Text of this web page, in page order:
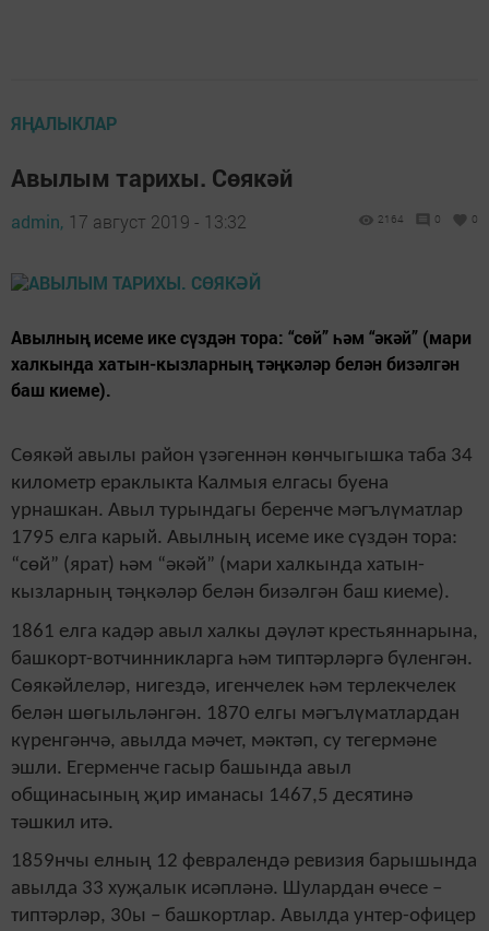
ЯҢАЛЫКЛАР
Авылым тарихы. Сөякәй
admin, 17 август 2019 - 13:32 2164 0 0
Авылның исеме ике сүздән тора: “сөй” һәм “әкәй” (мари
халкында хатын-кызларның тәңкәләр белән бизәлгән
баш киеме).
Сөякәй авылы район үзәгеннән көнчыгышка таба 34
километр ераклыкта Калмыя елгасы буена
урнашкан. Авыл турындагы беренче мәгълүматлар
1795 елга карый. Авылның исеме ике сүздән тора:
“сөй” (ярат) һәм “әкәй” (мари халкында хатын-
кызларның тәңкәләр белән бизәлгән баш киеме).
1861 елга кадәр авыл халкы дәүләт крестьяннарына,
башкорт-вотчинникларга һәм типтәрләргә бүленгән.
Сөякәйлеләр, нигездә, игенчелек һәм терлекчелек
белән шөгыльләнгән. 1870 елгы мәгълүматлардан
күренгәнчә, авылда мәчет, мәктәп, су тегермәне
эшли. Егерменче гасыр башында авыл
общинасының җир иманасы 1467,5 десятинә
тәшкил итә.
1859нчы елның 12 февралендә ревизия барышында
авылда 33 хуҗалык исәпләнә. Шулардан өчесе –
типтәрләр, 30ы – башкортлар. Авылда унтер-офицер